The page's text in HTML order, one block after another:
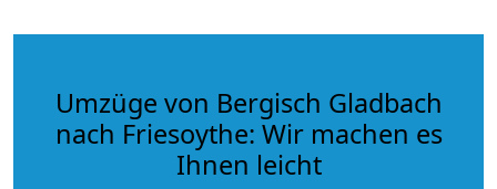
Umzüge von Bergisch Gladbach
nach Friesoythe: Wir machen es
Ihnen leicht